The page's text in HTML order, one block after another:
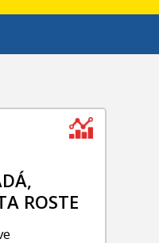
ROSTE